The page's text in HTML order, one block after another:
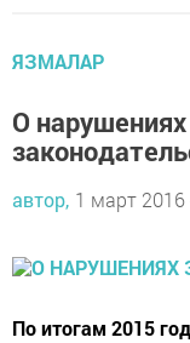
ЯЗМАЛАР
О
автор, 1 март 2016
По итогам 2015